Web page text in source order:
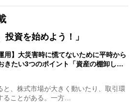
資を始めよう！」
用】大災害時に慌てないために平時から
きたい3つのポイント「資産の棚卸し…
、株式市場が大きく動いたり、取引環
ることがある。一方…